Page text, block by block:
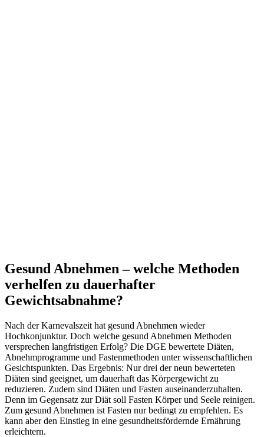
Gesund Abnehmen – welche Methoden
verhelfen zu dauerhafter
Gewichtsabnahme?
Nach der Karnevalszeit hat gesund Abnehmen wieder
Hochkonjunktur. Doch welche gesund Abnehmen Methoden
versprechen langfristigen Erfolg? Die DGE bewertete Diäten,
Abnehmprogramme und Fastenmethoden unter wissenschaftlichen
Gesichtspunkten. Das Ergebnis: Nur drei der neun bewerteten
Diäten sind geeignet, um dauerhaft das Körpergewicht zu
reduzieren. Zudem sind Diäten und Fasten auseinanderzuhalten.
Denn im Gegensatz zur Diät soll Fasten Körper und Seele reinigen.
Zum gesund Abnehmen ist Fasten nur bedingt zu empfehlen. Es
kann aber den Einstieg in eine gesundheitsfördernde Ernährung
erleichtern.